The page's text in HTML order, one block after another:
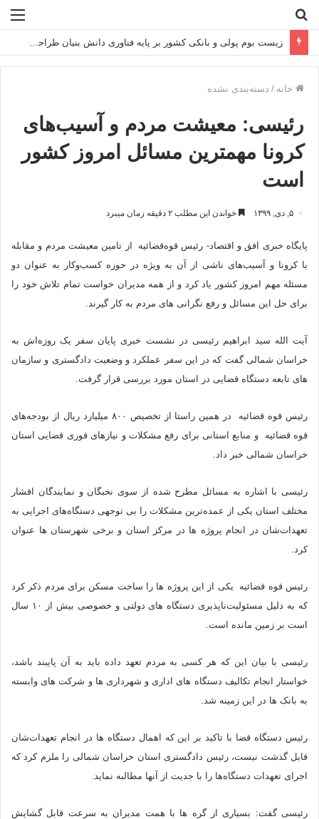
زیست بوم پولی و بانکی کشور بر پایه فناوری دانش بنیان طراحی می شود
خانه / دسته‌بندی نشده
رئیسی‌: معیشت مردم و آسیب‌های
کرونا مهمترین مسائل امروز کشور
است
۵, دی, ۱۳۹۹ خواندن این مطلب ۲ دقیقه زمان میبرد
پایگاه خبری افق و اقتصاد- رئیس قوه‌قضائیه از تامین معیشت مردم و مقابله
با کرونا و آسیب‌های ناشی از آن به ویژه در حوزه کسب‌وکار به عنوان دو
مسئله مهم امروز کشور یاد کرد و از همه مدیران خواست تمام تلاش خود را
برای حل این مسائل و رفع نگرانی های مردم به کار گیرند.
آیت الله سید ابراهیم رئیسی در نشست خبری پایان سفر یک روزه‌اش به
خراسان شمالی گفت که در این سفر عملکرد و وضعیت دادگستری و سازمان
های تابعه دستگاه قضایی در استان مورد بررسی قرار گرفت.
رئیس قوه قضائیه ‌ در همین راستا از تخصیص ۸۰۰ میلیارد ریال از بودجه‌های
قوه قضائیه و منابع استانی برای رفع مشکلات و نیازهای فوری قضایی استان
خراسان شمالی خبر داد.
رئیسی با اشاره به مسائل مطرح شده از سوی نخبگان و نمایندگان اقشار
مختلف استان یکی از عمده‌ترین مشکلات را بی توجهی دستگاه‌های اجرایی به
تعهدات‌شان در انجام پروژه ها در مرکز استان و برخی شهرستان ها عنوان
کرد.
رئیس قوه قضائیه یکی از این پروژه‌ ها را ساخت مسکن برای مردم ذکر کرد
که به دلیل مسئولیت‌ناپذیری‌ دستگاه های دولتی و خصوصی بیش از ۱۰ سال
است بر زمین مانده است.
رئیسی با بیان این که هر کسی به مردم تعهد داده باید به آن پایبند باشد،
خواستار انجام تکالیف دستگاه های اداری و شهرداری ها و شرکت های وابسته
به بانک ها در این زمینه شد.
رئیس دستگاه قضا با تاکید بر این که اهمال دستگاه ها در انجام تعهدات‌شان
قابل گذشت نیست، رئیس دادگستری استان خراسان شمالی را ملزم‌‌ کرد که
اجرای تعهدات دستگاه‌ها را با جدیت از آنها مطالبه‌ نماید.
رئیسی گفت: بسیاری از گره ها با همت مدیران به سرعت قابل گشایش